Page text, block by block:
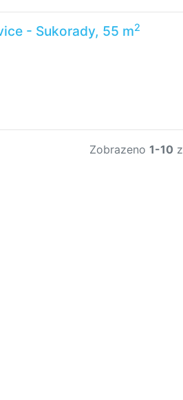
- Sukorady, 55 m2
Zobrazeno 1-10 z